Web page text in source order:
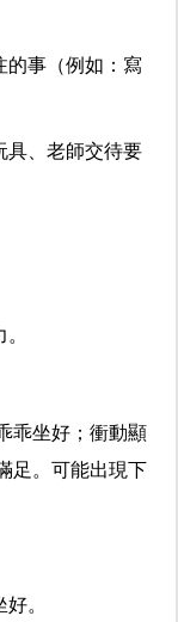
的事（例如：寫
具、老師交待要
乖坐好；衝動顯
足。可能出現下
。